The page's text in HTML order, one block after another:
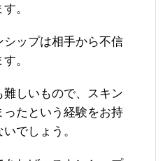
。
シップは相手から不信
。
しいもので、スキン
たという経験をお持
でしょう。